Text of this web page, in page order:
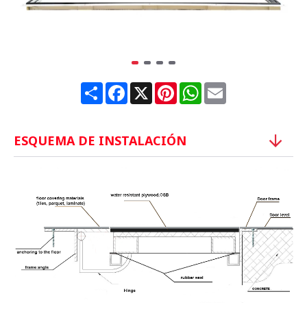
ShareFacebook
X PinterestWhatsApp
Email
ESQUEMA DE INSTALACIÓN